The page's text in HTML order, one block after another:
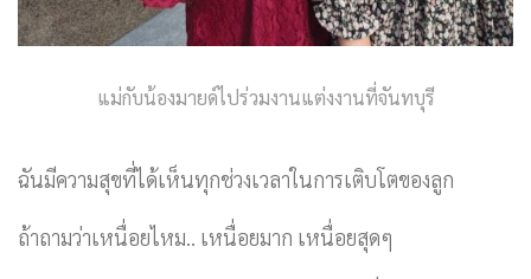
แม่กับน้องมายด์ไปร่วมงานแต่งงานที่จันทบุรี
ฉันมีความสุขที่ได้เห็นทุกช่วงเวลาในการเติบโตของลูก
ถ้าถามว่าเหนื่อยไหม.. เหนื่อยมาก เหนื่อยสุดๆ